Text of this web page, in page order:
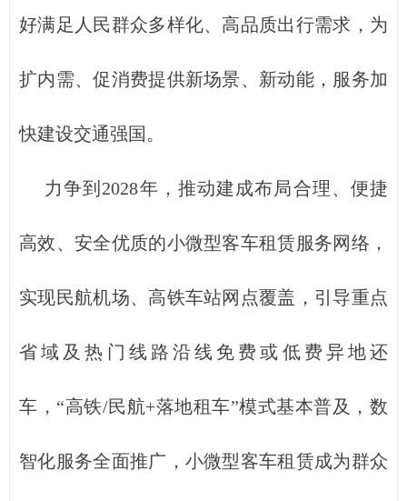
好满足人民群众多样化、高品质出行需求，为
扩内需、促消费提供新场景、新动能，服务加
快建设交通强国。
力争到2028年，推动建成布局合理、便捷
高效、安全优质的小微型客车租赁服务网络，
实现民航机场、高铁车站网点覆盖，引导重点
省域及热门线路沿线免费或低费异地还
车，“高铁/民航+落地租车”模式基本普及，数
智化服务全面推广，小微型客车租赁成为群众